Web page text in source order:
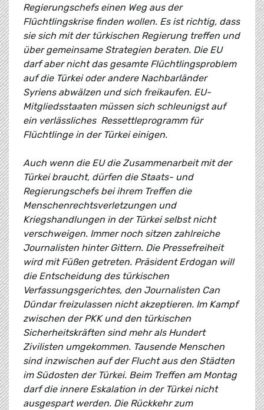
Regierungschefs einen Weg aus der
Flüchtlingskrise finden wollen. Es ist richtig, dass
sie sich mit der türkischen Regierung treffen und
über gemeinsame Strategien beraten. Die EU
darf aber nicht das gesamte Flüchtlingsproblem
auf die Türkei oder andere Nachbarländer
Syriens abwälzen und sich freikaufen. EU-
Mitgliedsstaaten müssen sich schleunigst auf
ein verlässliches Ressettleprogramm für
Flüchtlinge in der Türkei einigen.
Auch wenn die EU die Zusammenarbeit mit der
Türkei braucht, dürfen die Staats- und
Regierungschefs bei ihrem Treffen die
Menschenrechtsverletzungen und
Kriegshandlungen in der Türkei selbst nicht
verschweigen. Immer noch sitzen zahlreiche
Journalisten hinter Gittern. Die Pressefreiheit
wird mit Füßen getreten. Präsident Erdogan will
die Entscheidung des türkischen
Verfassungsgerichtes, den Journalisten Can
Dündar freizulassen nicht akzeptieren. Im Kampf
zwischen der PKK und den türkischen
Sicherheitskräften sind mehr als Hundert
Zivilisten umgekommen. Tausende Menschen
sind inzwischen auf der Flucht aus den Städten
im Südosten der Türkei. Beim Treffen am Montag
darf die innere Eskalation in der Türkei nicht
ausgespart werden. Die Rückkehr zum